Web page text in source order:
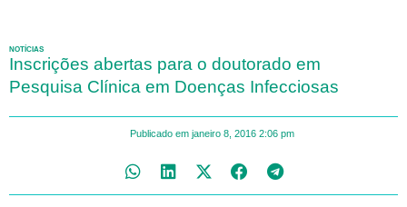
NOTÍCIAS
Inscrições abertas para o doutorado em
Pesquisa Clínica em Doenças Infecciosas
Publicado em janeiro 8, 2016 2:06 pm